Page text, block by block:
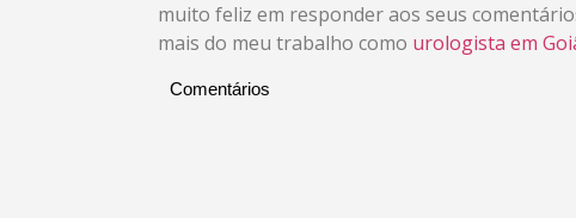
muito feliz em responder aos seus
mais do meu trabalho como urologista em
Comentários